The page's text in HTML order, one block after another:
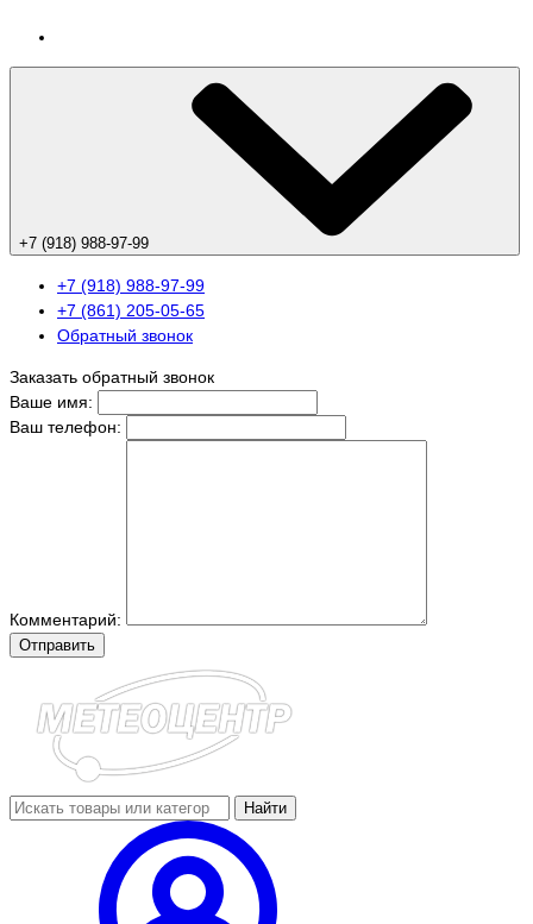
+7 (918) 988-97-99
+7 (918) 988-97-99
+7 (861) 205-05-65
Обратный звонок
Заказать обратный звонок
Ваше имя:
Ваш телефон:
Комментарий:
Отправить
Найти